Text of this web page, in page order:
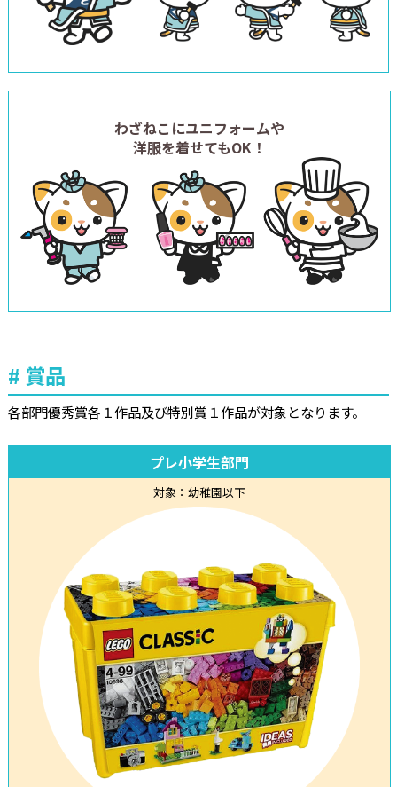
わざねこにユニフォームや
洋服を着せてもOK！
賞品
各部門優秀賞各１作品及び特別賞１作品が対象となります。
プレ小学生部門
対象：幼稚園以下